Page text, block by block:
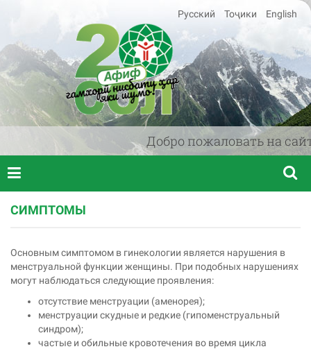
Добро пожаловать на
Русский Тоҷики English
СИМПТОМЫ
Основным симптомом в гинекологии является нарушения в
менструальной функции женщины. При подобных нарушениях
могут наблюдаться следующие проявления:
отсутствие менструации (аменорея);
менструации скудные и редкие (гипоменструальный
синдром);
частые и обильные кровотечения во время цикла